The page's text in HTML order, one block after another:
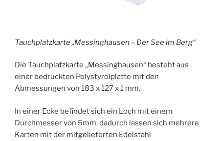
Tauchplatzkarte „Messinghausen – Der See im Berg“
Die Tauchplatzkarte „Messinghausen“ besteht aus
einer bedruckten Polystyrolplatte mit den
Abmessungen von 183 x 127 x 1 mm.
In einer Ecke befindet sich ein Loch mit einem
Durchmesser von 5mm, dadurch lassen sich mehrere
Karten mit der mitgelieferten Edelstahl